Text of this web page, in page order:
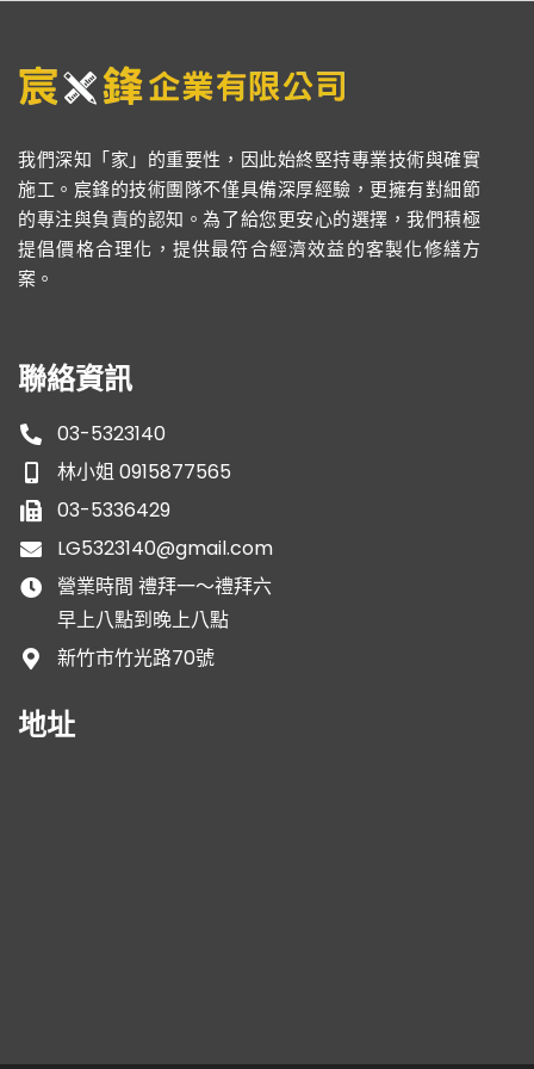
我們深知「家」的重要性，因此始終堅持專業技術與確實
施工。宸鋒的技術團隊不僅具備深厚經驗，更擁有對細節
的專注與負責的認知。為了給您更安心的選擇，我們積極
提倡價格合理化，提供最符合經濟效益的客製化修繕方
案。
聯絡資訊
03-5323140
林小姐 0915877565
03-5336429
LG5323140@gmail.com
營業時間 禮拜一～禮拜六
早上八點到晚上八點
新竹市竹光路70號
地址